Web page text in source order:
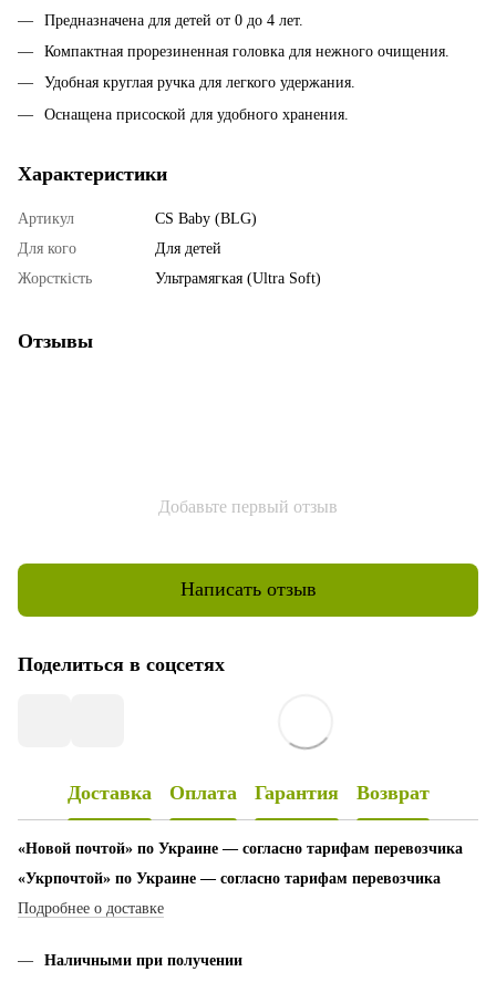
Предназначена для детей от 0 до 4 лет.
Компактная прорезиненная головка для нежного очищения.
Удобная круглая ручка для легкого удержания.
Оснащена присоской для удобного хранения.
Характеристики
Артикул
CS Baby (BLG)
Для кого
Для детей
Жорсткість
Ультрамягкая (Ultra Soft)
Отзывы
Добавьте первый отзыв
Написать отзыв
Поделиться в соцсетях
Доставка Оплата Гарантия Возврат
«Новой почтой» по Украине — согласно тарифам перевозчика
«Укрпочтой» по Украине — согласно тарифам перевозчика
Подробнее о доставке
Наличными при получении